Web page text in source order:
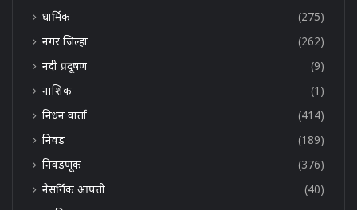
धार्मिक
(275)
नगर जिल्हा
(262)
नदी प्रदूषण
(9)
नाशिक
(1)
निधन वार्ता
(414)
निवड
(189)
निवडणूक
(376)
नैसर्गिक आपत्ती
(40)